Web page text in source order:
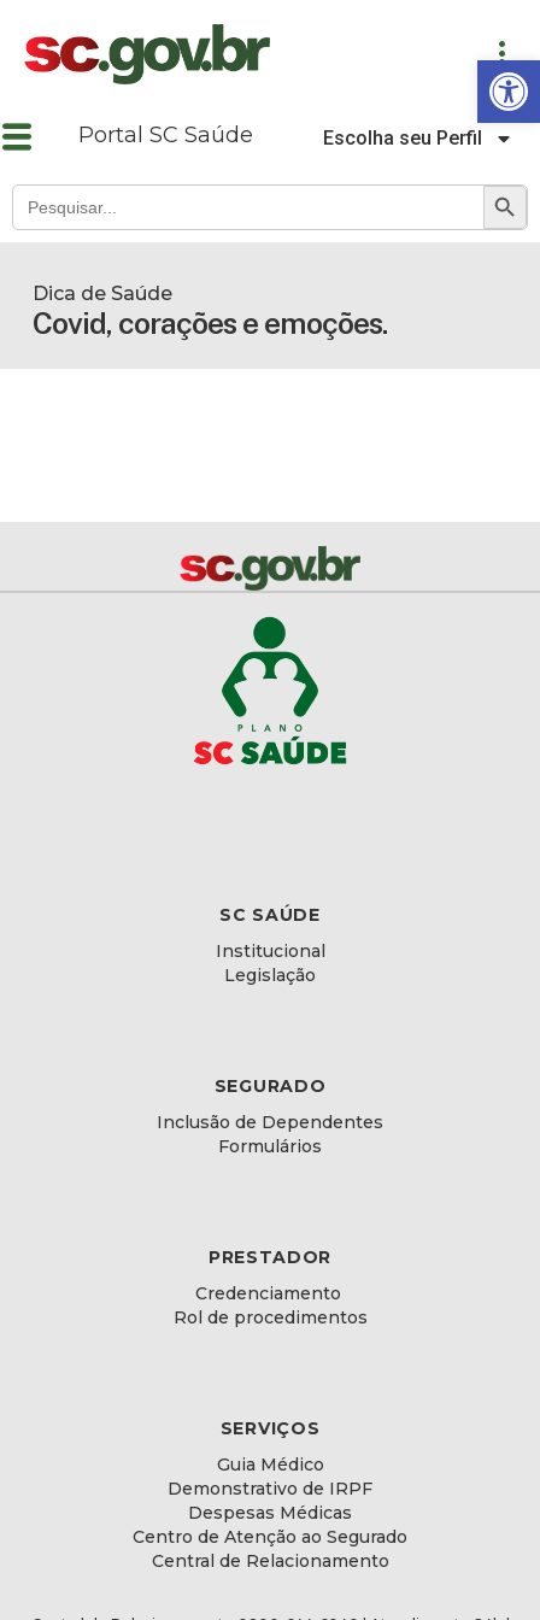
Abrir a barra de ferramentas
Portal SC Saúde Escolha seu Perfil
Search
for:
SEARCH
Covid, corações e emoções.
Dica de Saúde
SC SAÚDE
Institucional
Legislação
SEGURADO
Inclusão de Dependentes
Formulários
PRESTADOR
Credenciamento
Rol de procedimentos
SERVIÇOS
Guia Médico
Demonstrativo de IRPF
Despesas Médicas
Centro de Atenção ao Segurado
Central de Relacionamento